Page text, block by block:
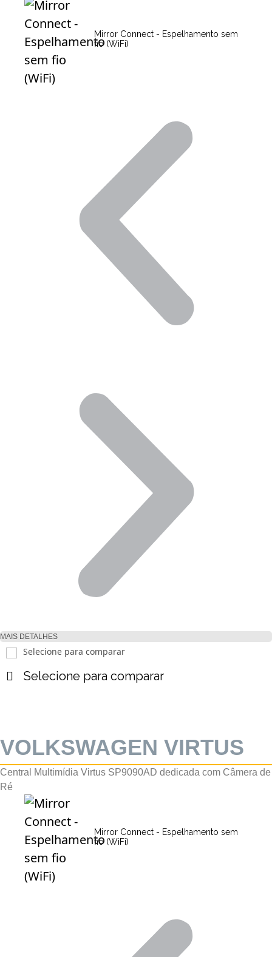
Mirror Connect - Espelhamento sem
fio (WiFi)
MAIS DETALHES
Selecione para comparar
Selecione para comparar
VOLKSWAGEN VIRTUS
Central Multimídia Virtus SP9090AD dedicada com Câmera de
Ré
Mirror Connect - Espelhamento sem
fio (WiFi)